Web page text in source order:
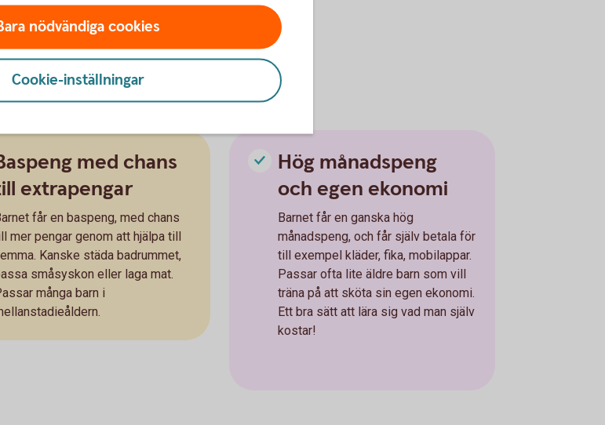
dem själva hantera
successivt. Detta
resurser och utveckla
med chans
extrapengar
får en baspeng, med chans
mer pengar genom att hjälpa till
Kanske städa badrummet,
småsyskon eller laga mat.
många barn i
Hög månadspeng
och egen ekonomi
Barnet får en ganska hög
månadspeng, och får själv betala för
till exempel kläder, fika, mobilappar.
Passar ofta lite äldre barn som vill
träna på att sköta sin egen ekonomi.
Ett bra sätt att lära sig vad man själv
kostar!
nödvändiga cookies
Cookie-inställningar